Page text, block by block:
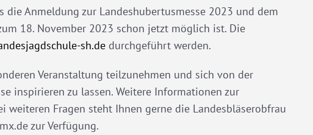
die Anmeldung zur Landeshubertusmesse 2023 und dem
18. November 2023 schon jetzt möglich ist. Die
sh.de durchgeführt werden.
Veranstaltung teilzunehmen und sich von der
inspirieren zu lassen. Weitere Informationen zur
weiteren Fragen steht Ihnen gerne die Landesbläserobfrau
zur Verfügung.